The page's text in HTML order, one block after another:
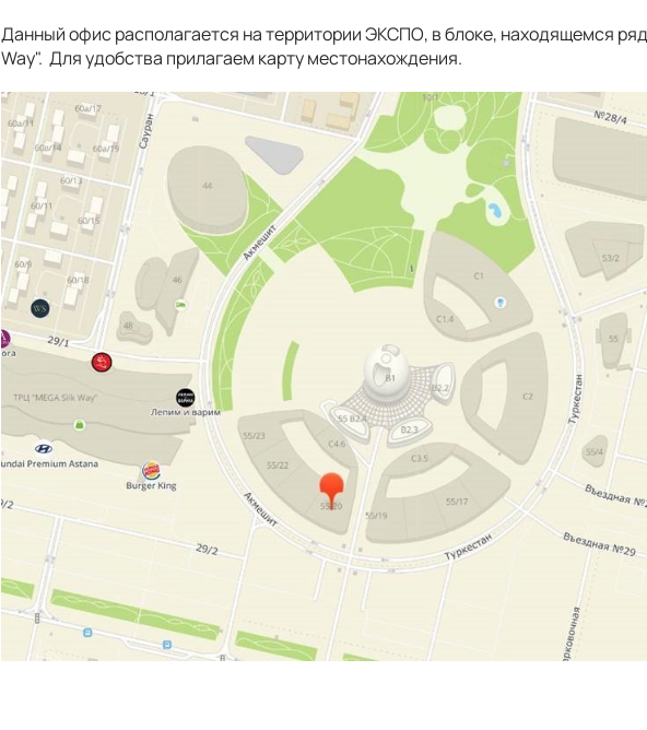
Данный офис располагается на территории ЭКСПО, в блоке, находящемся
Way". Для удобства прилагаем карту местонахождения.